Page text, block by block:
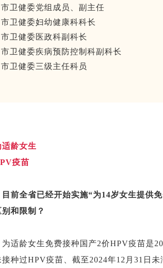
卫健委党组成员、副主任
卫健委妇幼健康科科长
健委医政科副科长
健委疾病预防控制科副科长
健委三级主任科员
龄女生
疫苗
前全省已经开始实施“为14岁女生提供
和限制？
为适龄女生免费接种国产2价HPV疫苗是
种过HPV疫苗、截至2024年12月31日